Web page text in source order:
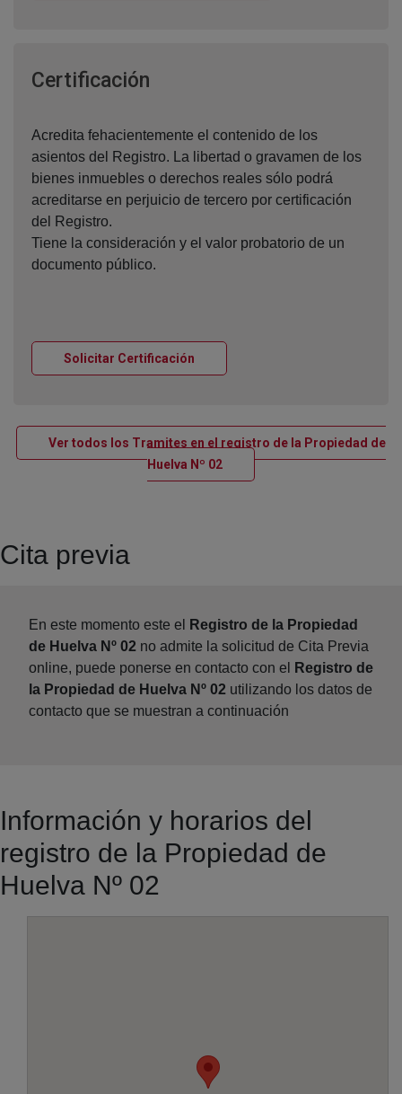
Certificación
Acredita fehacientemente el contenido de los
asientos del Registro. La libertad o gravamen de los
bienes inmuebles o derechos reales sólo podrá
acreditarse en perjuicio de tercero por certificación
del Registro.
Tiene la consideración y el valor probatorio de un
documento público.
Solicitar Certificación
Ver todos los Tramites en el registro de la Propiedad de
Huelva Nº 02 Ventana nueva
Cita previa
En este momento este el
Registro de la Propiedad
de Huelva Nº 02 no admite la solicitud de Cita Previa
online, puede ponerse en contacto con el
Registro de
la Propiedad de Huelva Nº 02 utilizando los datos de
contacto que se muestran a continuación
Información y horarios del
registro de la Propiedad de
Huelva Nº 02